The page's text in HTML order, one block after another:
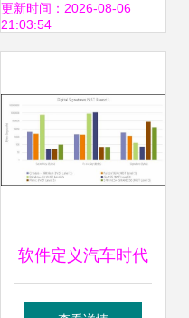
范榜单，网络与信
力领跑全国
更新时间：2026-08-06
21:03:54
软件定义汽车时代
的网络安全挑战与